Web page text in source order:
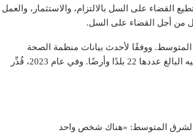
القضاء على السل بالالتزام، والاستثمار، والعمل
من أجل القضاء على السل.
ووفقًا لأحدث بيانات منظمة الصحة
العالمية، فإن 8.7% من حالات السل في العالم تعيش في بلدان الإقليم وأراضيه البالغ عددها 22 بلدًا وأرضًا. وفي عام 2023، قُدِّر
لشرق المتوسط: «هناك شخص واحد